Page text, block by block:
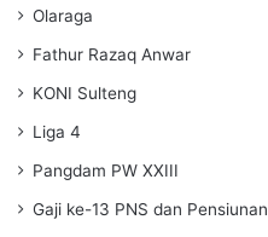
Olaraga
Fathur Razaq Anwar
KONI Sulteng
Liga 4
Pangdam PW XXIII
Gaji ke-13 PNS dan Pensiunan